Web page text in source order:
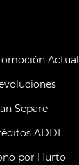
Actual
Separe
ADDI
por Hurto